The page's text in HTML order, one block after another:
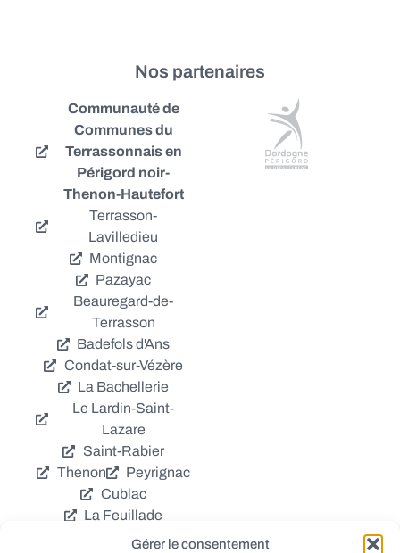
Gérer le consentement
Nos partenaires
Communauté de
Communes du
Terrassonnais en
Périgord noir-
Thenon-Hautefort
Terrasson-
Lavilledieu
Montignac
Pazayac
Beauregard-de-
Terrasson
Badefols d'Ans
Condat-sur-Vézère
La Bachellerie
Le Lardin-Saint-
Lazare
Saint-Rabier
Thenon
Peyrignac
Cublac
La Feuillade
Chavagnac